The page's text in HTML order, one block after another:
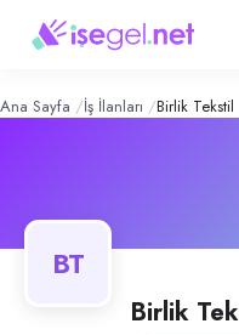
Tekstil–
Konum:
Birlik Tekstil, Esenyurt,
Overlokçu
Ütücü
Ana Sayfa İş İlanları Birlik Tekstil
BT
Birlik